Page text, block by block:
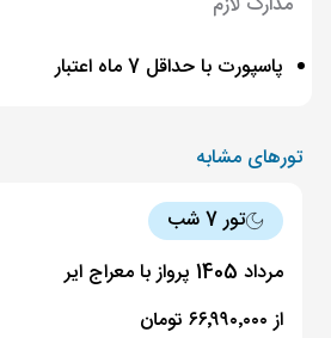
پاسپورت با حداقل 7 ماه اعتبار
تورهای مشابه
تور 7 شب
مرداد 1405 پرواز با معراج ایر
از ۶۶٬۹۹۰٬۰۰۰ تومان